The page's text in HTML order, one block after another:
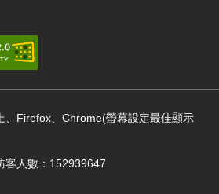
、Firefox、Chrome(螢幕設定最佳顯示
客人數：152939647